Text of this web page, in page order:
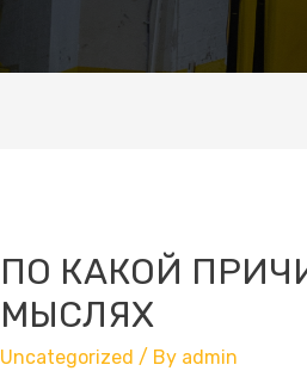
ПО КАКОЙ
МЫСЛЯХ
Uncategorized / By admin